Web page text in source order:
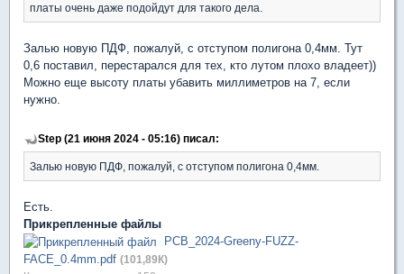
платы очень даже подойдут для такого дела.
Залью новую ПДФ, пожалуй, с отступом полигона 0,4мм. Тут
0,6 поставил, перестарался для тех, кто лутом плохо владеет))
Можно еще высоту платы убавить миллиметров на 7, если
нужно.
Step (21 июня 2024 - 05:16) писал:
Залью новую ПДФ, пожалуй, с отступом полигона 0,4мм.
Есть.
Прикрепленные файлы
PCB_2024-Greeny-FUZZ-
FACE_0.4mm.pdf (101,89К)